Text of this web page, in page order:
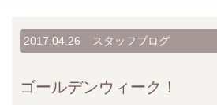
2017.04.26 スタッフブログ
ゴールデンウィーク！